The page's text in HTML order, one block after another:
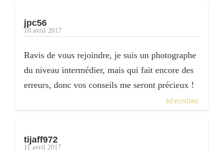
jpc56
10 avril 2017
Ravis de vous rejoindre, je suis un photographe
du niveau intermédier, mais qui fait encore des
erreurs, donc vos conseils me seront précieux !
RÉPONDRE
tijaff972
11 avril 2017